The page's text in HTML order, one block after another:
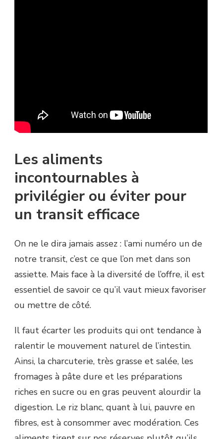
Les aliments
incontournables à
privilégier ou éviter pour
un transit efficace
On ne le dira jamais assez : l’ami numéro un de
notre transit, c’est ce que l’on met dans son
assiette. Mais face à la diversité de l’offre, il est
essentiel de savoir ce qu’il vaut mieux favoriser
ou mettre de côté.
Il faut écarter les produits qui ont tendance à
ralentir le mouvement naturel de l’intestin.
Ainsi, la charcuterie, très grasse et salée, les
fromages à pâte dure et les préparations
riches en sucre ou en gras peuvent alourdir la
digestion. Le riz blanc, quant à lui, pauvre en
fibres, est à consommer avec modération. Ces